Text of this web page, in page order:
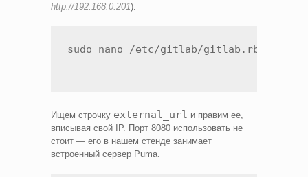
http://192.168.0.201).
sudo nano /etc/gitlab/gitlab.rb
Ищем строчку external_url и правим ее,
вписывая свой IP. Порт 8080 использовать не
стоит — его в нашем стенде занимает
встроенный сервер Puma.